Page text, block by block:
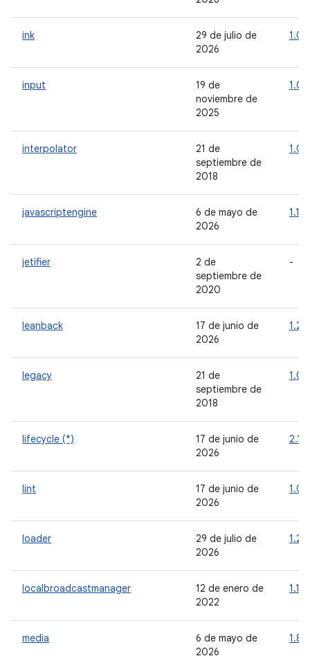
ink
29 de julio de
2026
input
19 de
noviembre de
2025
interpolator
21 de
septiembre de
2018
javascriptengine
6 de mayo de
2026
1.1.0
jetifier
2 de
septiembre de
2020
-
leanback
17 de junio de
2026
legacy
21 de
septiembre de
2018
lifecycle (*)
17 de junio de
2026
lint
17 de junio de
2026
loader
29 de julio de
2026
localbroadcastmanager
12 de enero de
2022
1.1.0
media
6 de mayo de
2026